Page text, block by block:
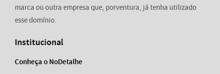
marca ou outra empresa que, porventura, já tenha utilizado
esse domínio.
Institucional
Conheça o NoDetalhe